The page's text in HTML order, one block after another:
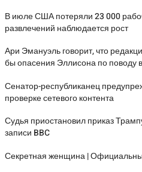
В июле США потеряли 23 000
развлечений наблюдается рост
Ари Эмануэль говорит, что
бы опасения Эллисона по поводу
Сенатор-республиканец
проверке сетевого контента
Судья приостановил приказ
записи BBC
Секретная женщина |